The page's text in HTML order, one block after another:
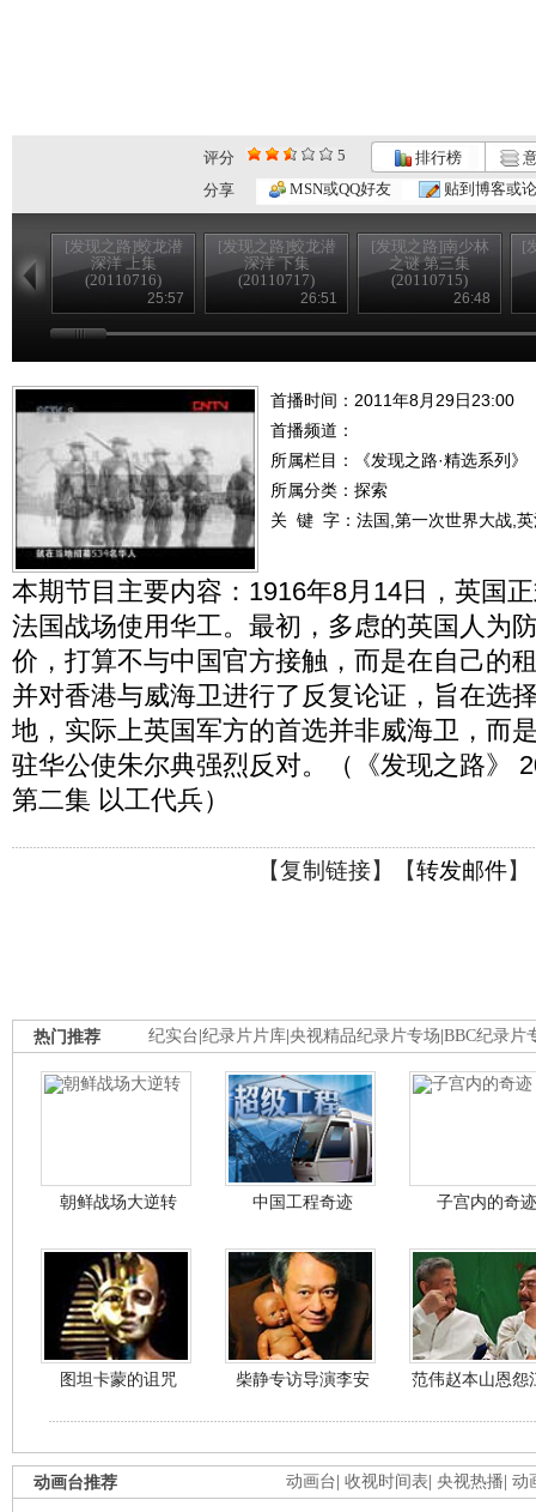
评分 5 排行榜
分享
MSN或QQ好友 贴到博客或
[发现之路]蛟龙潜
深洋 上集
(20110716)
25:57
[发现之路]蛟龙潜
深洋 下集
(20110717)
26:51
[发现之路]南少林
之谜 第三集
(20110715)
26:48
[
首播时间：2011年8月29日23:00
首播频道：
所属栏目：
《发现之路·精选系列》
所属分类：探索
关 键 字： 法国,第一次世界大战,
本期节目主要内容：1916年8月14日，英国
法国战场使用华工。最初，多虑的英国人为
价，打算不与中国官方接触，而是在自己的
并对香港与威海卫进行了反复论证，旨在选
地，实际上英国军方的首选并非威海卫，而
驻华公使朱尔典强烈反对。（《发现之路》
第二集 以工代兵）
【复制链接】【转发邮件】
纪实台 纪录片片库 央视精品纪录片专场 BBC纪录片
热门推荐
朝鲜战场大逆转 中国工程奇迹 子宫内的奇迹
图坦卡蒙的诅咒 柴静专访导演李安 范伟赵本山恩怨
动画台 收视时间表 央视热播 动
动画台推荐